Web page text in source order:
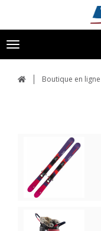
Toggle
navigation
Boutique en ligne